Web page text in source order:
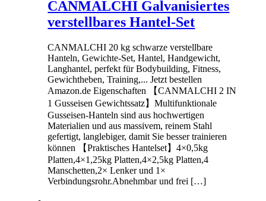
CANMALCHI Galvanisiertes
verstellbares Hantel-Set
CANMALCHI 20 kg schwarze verstellbare
Hanteln, Gewichte-Set, Hantel, Handgewicht,
Langhantel, perfekt für Bodybuilding, Fitness,
Gewichtheben, Training,... Jetzt bestellen
Amazon.de Eigenschaften 【CANMALCHI 2 IN
1 Gusseisen Gewichtssatz】Multifunktionale
Gusseisen-Hanteln sind aus hochwertigen
Materialien und aus massivem, reinem Stahl
gefertigt, langlebiger, damit Sie besser trainieren
können 【Praktisches Hantelset】4×0,5kg
Platten,4×1,25kg Platten,4×2,5kg Platten,4
Manschetten,2× Lenker und 1×
Verbindungsrohr.Abnehmbar und frei […]